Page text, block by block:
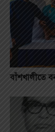
বাঁশখালীতে